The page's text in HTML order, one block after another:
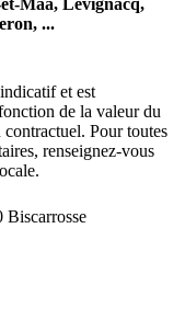
...
et est
de la valeur du
Pour toutes
renseignez-vous
Biscarrosse